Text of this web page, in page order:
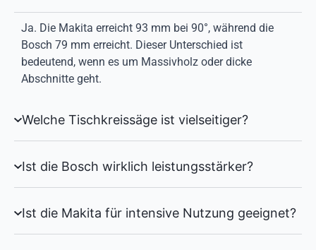
Ja. Die Makita erreicht 93 mm bei 90°, während die
Bosch 79 mm erreicht. Dieser Unterschied ist
bedeutend, wenn es um Massivholz oder dicke
Abschnitte geht.
Welche Tischkreissäge ist vielseitiger?
Ist die Bosch wirklich leistungsstärker?
Ist die Makita für intensive Nutzung geeignet?